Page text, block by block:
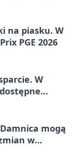
na piasku. W
PGE 2026
W
mogą
w